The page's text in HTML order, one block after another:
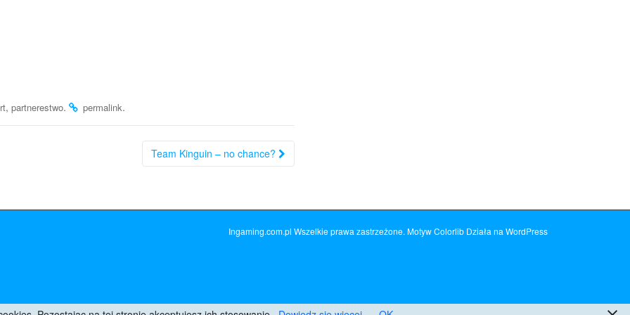
, partnerestwo. permalink.
Team Kinguin – no chance?
Ingaming.com.pl Wszelkie prawa zastrzeżone. MotywColorlib Działa na WordPress